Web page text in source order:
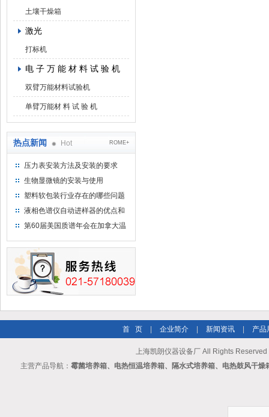
土壤干燥箱
激光
打标机
电 子 万 能 材 料 试 验 机
双臂万能材料试验机
单臂万能材 料 试 验 机
热点新闻 Hot ROME+
压力表安装方法及安装的要求
生物显微镜的安装与使用
塑料软包装行业存在的哪些问题
液相色谱仪自动进样器的优点和
维护
第60届美国质谱年会在加拿大温
首 页 企业简介 新闻资讯 产品
上海凯朗仪器设备厂 All Rights Reserved
主营产品导航： 霉菌培养箱、电热恒温培养箱、隔水式培养箱、电热鼓风干